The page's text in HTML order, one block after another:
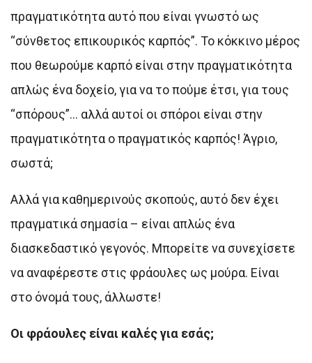
πραγματικότητα αυτό που είναι γνωστό ως
“σύνθετος επικουρικός καρπός”. Το κόκκινο μέρος
που θεωρούμε καρπό είναι στην πραγματικότητα
απλώς ένα δοχείο, για να το πούμε έτσι, για τους
“σπόρους”… αλλά αυτοί οι σπόροι είναι στην
πραγματικότητα ο πραγματικός καρπός! Άγριο,
σωστά;
Αλλά για καθημερινούς σκοπούς, αυτό δεν έχει
πραγματικά σημασία – είναι απλώς ένα
διασκεδαστικό γεγονός. Μπορείτε να συνεχίσετε
να αναφέρεστε στις φράουλες ως μούρα. Είναι
στο όνομά τους, άλλωστε!
Οι φράουλες είναι καλές για εσάς;